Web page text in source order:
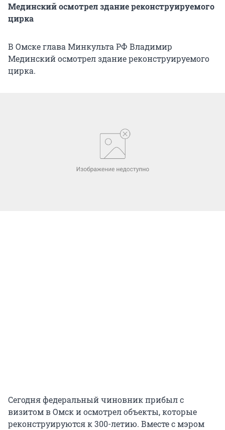
Мединский осмотрел здание реконструируемого
цирка
В Омске глава Минкульта РФ Владимир
Мединский осмотрел здание реконструируемого
цирка.
Сегодня федеральный чиновник прибыл с
визитом в Омск и осмотрел объекты, которые
реконструируются к 300-летию. Вместе с мэром